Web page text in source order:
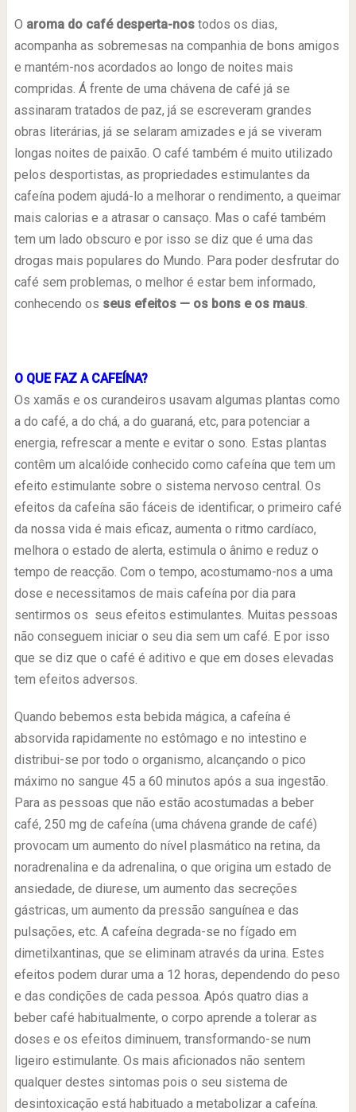
O aroma do café desperta-nostodos os dias,
acompanha as sobremesas na companhia de bons amigos
e mantém-nos acordados ao longo de noites mais
compridas. Á frente de uma chávena de café já se
assinaram tratados de paz, já se escreveram grandes
obras literárias, já se selaram amizades e já se viveram
longas noites de paixão. O café também é muito utilizado
pelos desportistas, as propriedades estimulantes da
cafeína podem ajudá-lo a melhorar o rendimento, a queimar
mais calorias e a atrasar o cansaço. Mas o café também
tem um lado obscuro e por isso se diz que é uma das
drogas mais populares do Mundo. Para poder desfrutar do
café sem problemas, o melhor é estar bem informado,
conhecendo os seus efeitos — os bons e os maus.
O QUE FAZ A CAFEÍNA?
Os xamãs e os curandeiros usavam algumas plantas como
a do café, a do chá, a do guaraná, etc, para potenciar a
energia, refrescar a mente e evitar o sono. Estas plantas
contêm um alcalóide conhecido como cafeína que tem um
efeito estimulante sobre o sistema nervoso central. Os
efeitos da cafeína são fáceis de identificar, o primeiro café
da nossa vida é mais eficaz, aumenta o ritmo cardíaco,
melhora o estado de alerta, estimula o ânimo e reduz o
tempo de reacção. Com o tempo, acostumamo-nos a uma
dose e necessitamos de mais cafeína por dia para
sentirmos os seus efeitos estimulantes. Muitas pessoas
não conseguem iniciar o seu dia sem um café. E por isso
que se diz que o café é aditivo e que em doses elevadas
tem efeitos adversos.
Quando bebemos esta bebida mágica, a cafeína é
absorvida rapidamente no estômago e no intestino e
distribui-se por todo o organismo, alcançando o pico
máximo no sangue 45 a 60 minutos após a sua ingestão.
Para as pessoas que não estão acostumadas a beber
café, 250 mg de cafeína (uma chávena grande de café)
provocam um aumento do nível plasmático na retina, da
noradrenalina e da adrenalina, o que origina um estado de
ansiedade, de diurese, um aumento das secreções
gástricas, um aumento da pressão sanguínea e das
pulsações, etc. A cafeína degrada-se no fígado em
dimetilxantinas, que se eliminam através da urina. Estes
efeitos podem durar uma a 12 horas, dependendo do peso
e das condições de cada pessoa. Após quatro dias a
beber café habitualmente, o corpo aprende a tolerar as
doses e os efeitos diminuem, transformando-se num
ligeiro estimulante. Os mais aficionados não sentem
qualquer destes sintomas pois o seu sistema de
desintoxicação está habituado a metabolizar a cafeína.